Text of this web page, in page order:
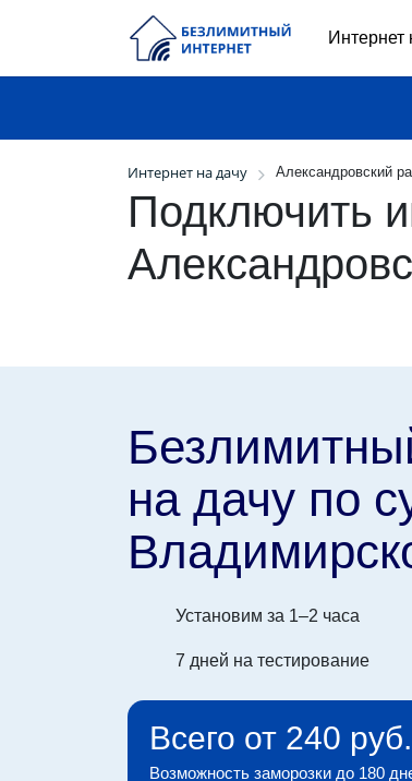
Интернет
Интернет на дачу Александровский
Подключить
на дачу по
Установим за 1–2 часа
7 дней на тестирование
Всего от 240
Возможность заморозки до 180